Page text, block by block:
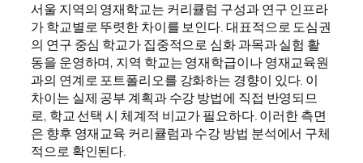
서울 지역의 영재학교는 커리큘럼 구성과 연구 인프라
가 학교별로 뚜렷한 차이를 보인다. 대표적으로 도심권
의 연구 중심 학교가 집중적으로 심화 과목과 실험 활
동을 운영하며, 지역 학교는 영재학급이나 영재교육원
과의 연계로 포트폴리오를 강화하는 경향이 있다. 이
차이는 실제 공부 계획과 수강 방법에 직접 반영되므
로, 학교 선택 시 체계적 비교가 필요하다. 이러한 측면
은 향후 영재교육 커리큘럼과 수강 방법 분석에서 구체
적으로 확인된다.